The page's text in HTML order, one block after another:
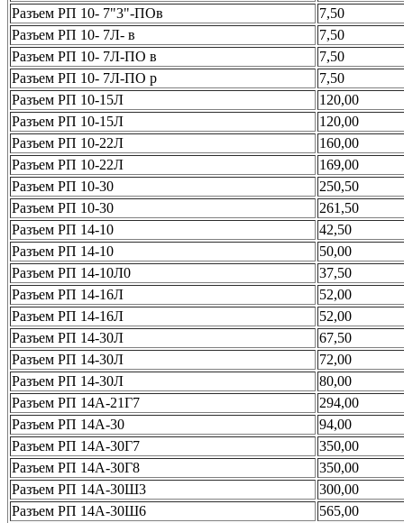
Разъем РП 10- 7"3"-ПОв
7,50
Разъем РП 10- 7Л- в
7,50
Разъем РП 10- 7Л-ПО в
7,50
Разъем РП 10- 7Л-ПО р
7,50
Разъем РП 10-15Л
120,00
Разъем РП 10-15Л
120,00
Разъем РП 10-22Л
160,00
Разъем РП 10-22Л
169,00
Разъем РП 10-30
250,50
Разъем РП 10-30
261,50
Разъем РП 14-10
42,50
Разъем РП 14-10
50,00
Разъем РП 14-10Л0
37,50
Разъем РП 14-16Л
52,00
Разъем РП 14-16Л
52,00
Разъем РП 14-30Л
67,50
Разъем РП 14-30Л
72,00
Разъем РП 14-30Л
80,00
Разъем РП 14А-21Г7
294,00
Разъем РП 14А-30
94,00
Разъем РП 14А-30Г7
350,00
Разъем РП 14А-30Г8
350,00
Разъем РП 14А-30Ш3
300,00
Разъем РП 14А-30Ш6
565,00